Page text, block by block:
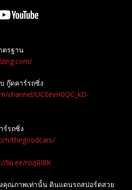
ตรฐาน
กู๊ดคาร์รถซิ่ง
channel/UCEevH0QC_kD-
ร์รถซิ่ง
thegoodcars/
lin.ee/roqRI8K
คุณภาพเท่านั้น ดินแดนรถสปอร์ตสวย